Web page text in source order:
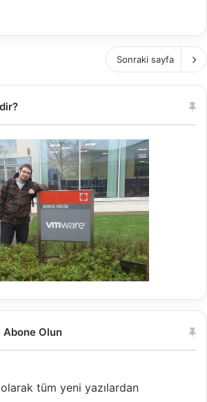
Sonraki sayfa
Abone Olun
tüm yeni yazılardan